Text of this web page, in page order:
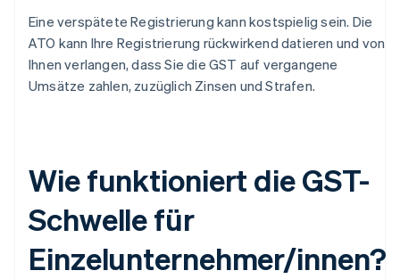
Eine verspätete Registrierung kann kostspielig sein. Die
ATO kann Ihre Registrierung rückwirkend datieren und von
Ihnen verlangen, dass Sie die GST auf vergangene
Umsätze zahlen, zuzüglich Zinsen und Strafen.
Wie funktioniert die GST-
Schwelle für
Einzelunternehmer/innen?